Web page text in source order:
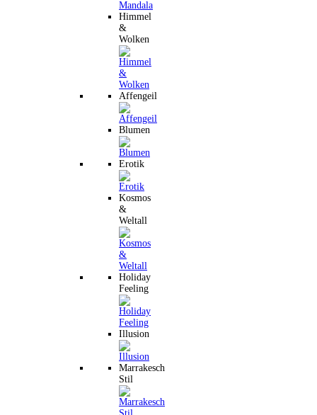
Himmel
&
Wolken
Affengeil
Blumen
Erotik
Kosmos
&
Weltall
Holiday
Feeling
Illusion
Marrakesch
Stil